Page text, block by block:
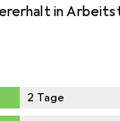
in
2 Tage